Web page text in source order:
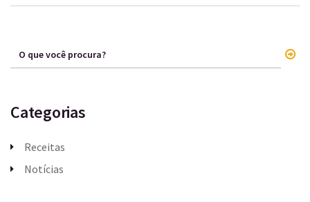
Categorias
Receitas
Notícias